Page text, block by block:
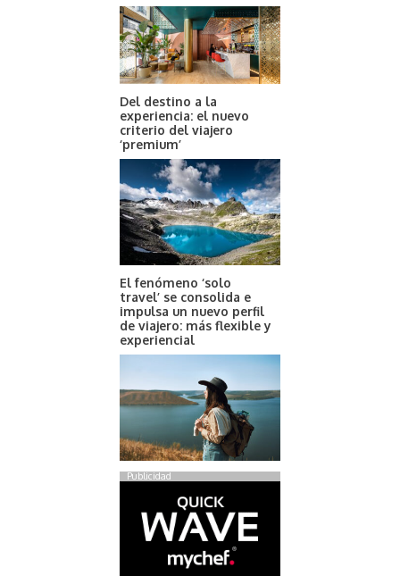
Del destino a la
experiencia: el nuevo
criterio del viajero
‘premium’
El fenómeno ‘solo
travel’ se consolida e
impulsa un nuevo perfil
de viajero: más flexible y
experiencial
Publicidad